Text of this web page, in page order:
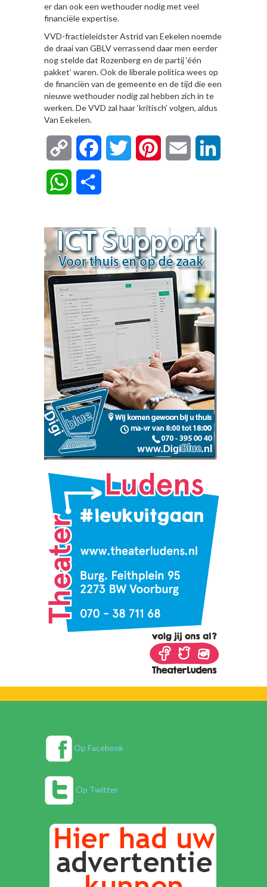
er dan ook een wethouder nodig met veel
financiële expertise.
VVD-fractieleidster Astrid van Eekelen noemde
de draai van GBLV verrassend daar men eerder
nog stelde dat Rozenberg en de partij ‘één
pakket’ waren. Ook de liberale politica wees op
de financiën van de gemeente en de tijd die een
nieuwe wethouder nodig zal hebben zich in te
werken. De VVD zal haar ‘kritisch’ volgen, aldus
Van Eekelen.
Copy
Link
FacebookTwitter Pinterest Email
WhatsApp
Op Facebook
Op Twitter